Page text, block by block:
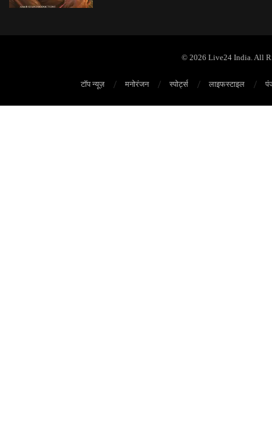
© 2026 Live24 India. All
टॉप न्यूज़ मनोरंजन स्पोर्ट्स लाइफस्टाइल